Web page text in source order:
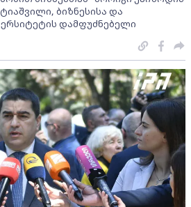
ბიზნესისა და
დამფუძნებელი